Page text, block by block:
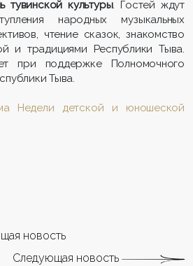
тувинской культуры. Гостей ждут
народных музыкальных
чтение сказок, знакомство
и традициями Республики Тыва.
при поддержке Полномочного
Тыва.
Недели детской и юношеской
новость
Следующая новость